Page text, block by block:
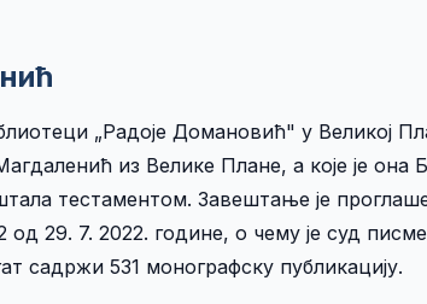
„Радоје Домановић" у Великој
из Велике Плане, а које је она
тестаментом. Завештање је
29. 7. 2022. године, о чему је суд
садржи 531 монографску публикацију.